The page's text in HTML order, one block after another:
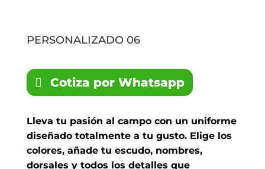
PERSONALIZADO 06
Cotiza por Whatsapp
Lleva tu pasión al campo con un uniforme
diseñado totalmente a tu gusto. Elige los
colores, añade tu escudo, nombres,
dorsales y todos los detalles que